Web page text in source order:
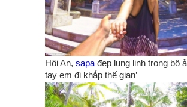
Hội An, sapa đẹp lung linh trong bộ
tay em đi khắp thế gian’